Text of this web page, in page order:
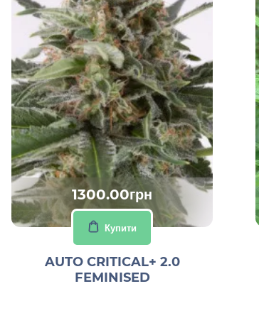
1300.00грн
Купити
AUTO CRITICAL+ 2.0
FEMINISED